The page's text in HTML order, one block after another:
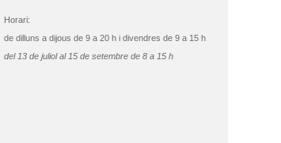
Horari:
de dilluns a dijous de 9 a 20 h i divendres de 9 a 15 h
del 13 de juliol al 15 de setembre de 8 a 15 h